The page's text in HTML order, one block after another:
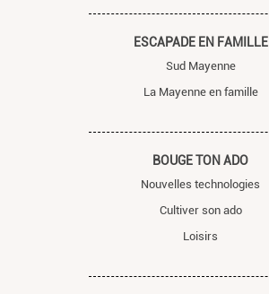
ESCAPADE EN FAMILLE
Sud Mayenne
La Mayenne en famille
BOUGE TON ADO
Nouvelles technologies
Cultiver son ado
Loisirs